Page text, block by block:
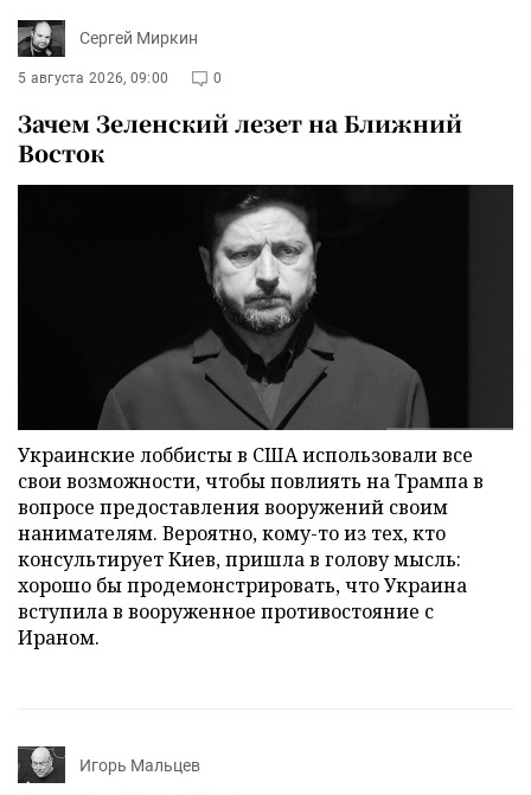
Сергей Миркин
5 августа 2026, 09:00 0
Зачем Зеленский лезет на Ближний
Восток
Украинские лоббисты в США использовали все
свои возможности, чтобы повлиять на Трампа в
вопросе предоставления вооружений своим
нанимателям. Вероятно, кому-то из тех, кто
консультирует Киев, пришла в голову мысль:
хорошо бы продемонстрировать, что Украина
вступила в вооруженное противостояние с
Ираном.
Игорь Мальцев